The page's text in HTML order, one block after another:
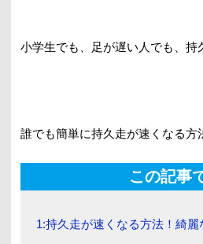
小学生でも、足が遅い人でも、持
誰でも簡単に持久走が速くなる方
この記事
1:持久走が速くなる方法！綺麗